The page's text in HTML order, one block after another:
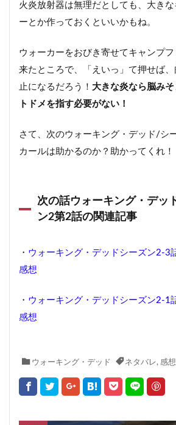
火炎放射器は無理だとしても、大き
ーとか作っておくといいかもね。
ウォーカーをおびき寄せてキャンプ
来たところで、「えいっ」て押せば
止になるだろう！ 大きな炎なら脳みそ
トドメを指す必要がない！
さて、次のウォーキング・デッド/シ
カールは助かるのか？助かってくれ！
次の話ウォーキング・デッ
ン2第2話の関連記事
・ ウォーキング・デッドシーズン2-3
感想
・ ウォーキング・デッドシーズン2-1
感想
ウォーキング・デッド ネタバレ, 感想